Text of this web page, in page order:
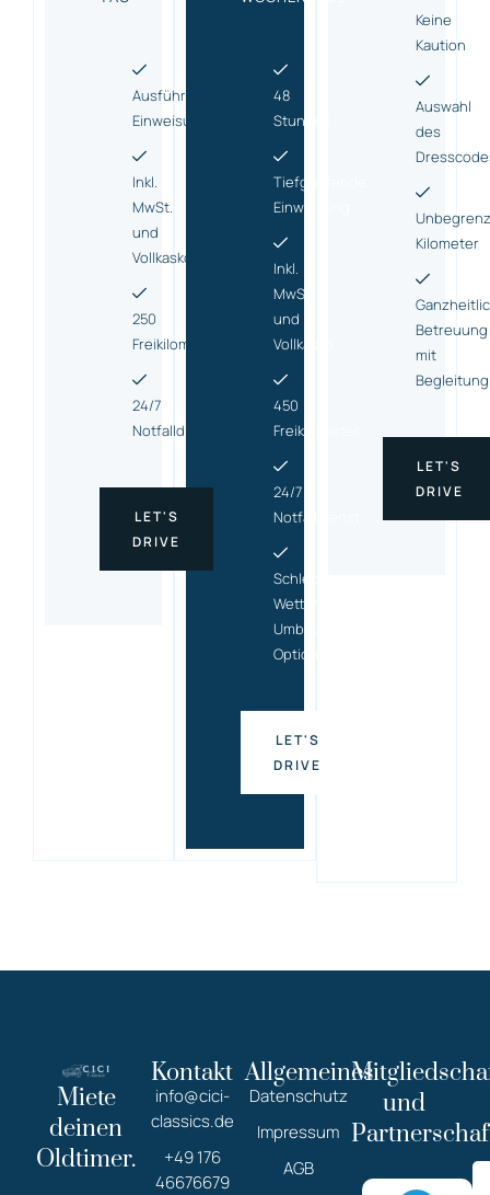
Ausführliche
Einweisung
Inkl.
MwSt.
und
Vollkasko
250
Freikilometer
24/7
Notfalldienst
LET'S
DRIVE
48
Stunden
Tiefgreifende
Einweisung
Inkl.
MwSt.
und
Vollkasko
450
Freikilometer
24/7
Notfalldienst
Schlecht-
Wetter-
Umbuchungs
Option
LET'S
DRIVE
Keine
Kaution
Auswahl
des
Kilometer
Betreuung
mit
Begleitung
LET'S
DRIVE
Miete
deinen
Oldtimer.
Kontakt
info@cici-
classics.de
+49 176
46676679
Allgemeines
Datenschutz
Impressum
AGB
und